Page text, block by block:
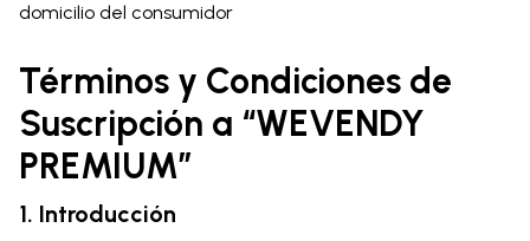
domicilio del consumidor
Términos y Condiciones de
Suscripción a “WEVENDY
PREMIUM”
1. Introducción